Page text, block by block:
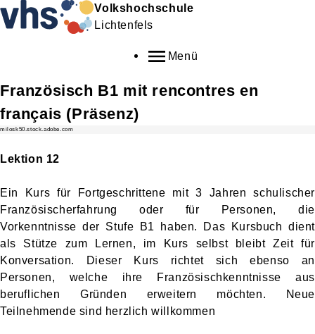
Volkshochschule
Lichtenfels
Menü
Französisch B1 mit rencontres en
français (Präsenz)
milosk50.stock.adobe.com
Lektion 12
Ein Kurs für Fortgeschrittene mit 3 Jahren schulischer
Französischerfahrung oder für Personen, die
Vorkenntnisse der Stufe B1 haben. Das Kursbuch dient
als Stütze zum Lernen, im Kurs selbst bleibt Zeit für
Konversation. Dieser Kurs richtet sich ebenso an
Personen, welche ihre Französischkenntnisse aus
beruflichen Gründen erweitern möchten. Neue
Teilnehmende sind herzlich willkommen